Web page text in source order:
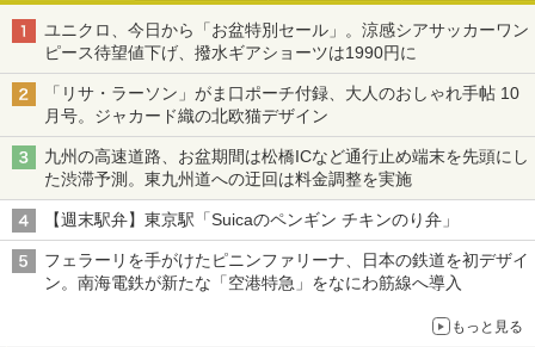
ユニクロ、今日から「お盆特別セール」。涼感シアサッカーワン
ピース待望値下げ、撥水ギアショーツは1990円に
「リサ・ラーソン」がま口ポーチ付録、大人のおしゃれ手帖 10
月号。ジャカード織の北欧猫デザイン
九州の高速道路、お盆期間は松橋ICなど通行止め端末を先頭にし
た渋滞予測。東九州道への迂回は料金調整を実施
【週末駅弁】東京駅「Suicaのペンギン チキンのり弁」
フェラーリを手がけたピニンファリーナ、日本の鉄道を初デザイ
ン。南海電鉄が新たな「空港特急」をなにわ筋線へ導入
もっと見る